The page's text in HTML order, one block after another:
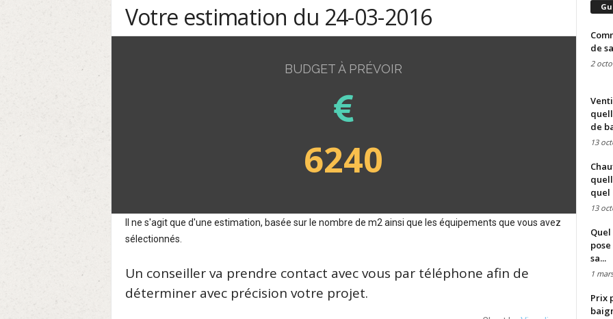
Votre estimation du 24-03-2016
BUDGET À PRÉVOIR
6240
Il ne s'agit que d'une estimation, basée sur le nombre de m2 ainsi que les équipements que vous avez
sélectionnés.
Un conseiller va prendre contact avec vous par téléphone afin de
déterminer avec précision votre projet.
de
2
de
13
quel
13
sa...
1
Prix